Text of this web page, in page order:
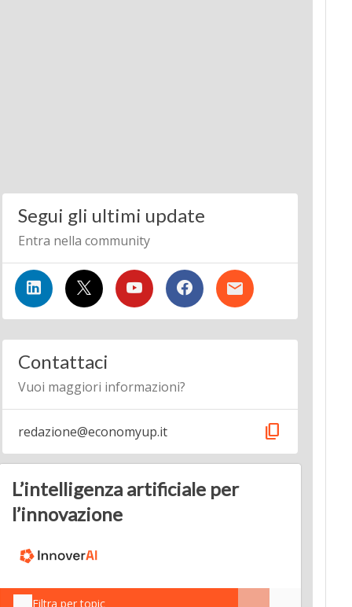
Segui gli ultimi update
Entra nella community
Contattaci
Vuoi maggiori informazioni?
redazione@economyup.it content_copy
L’intelligenza artificiale per
l’innovazione
Filtra per topic